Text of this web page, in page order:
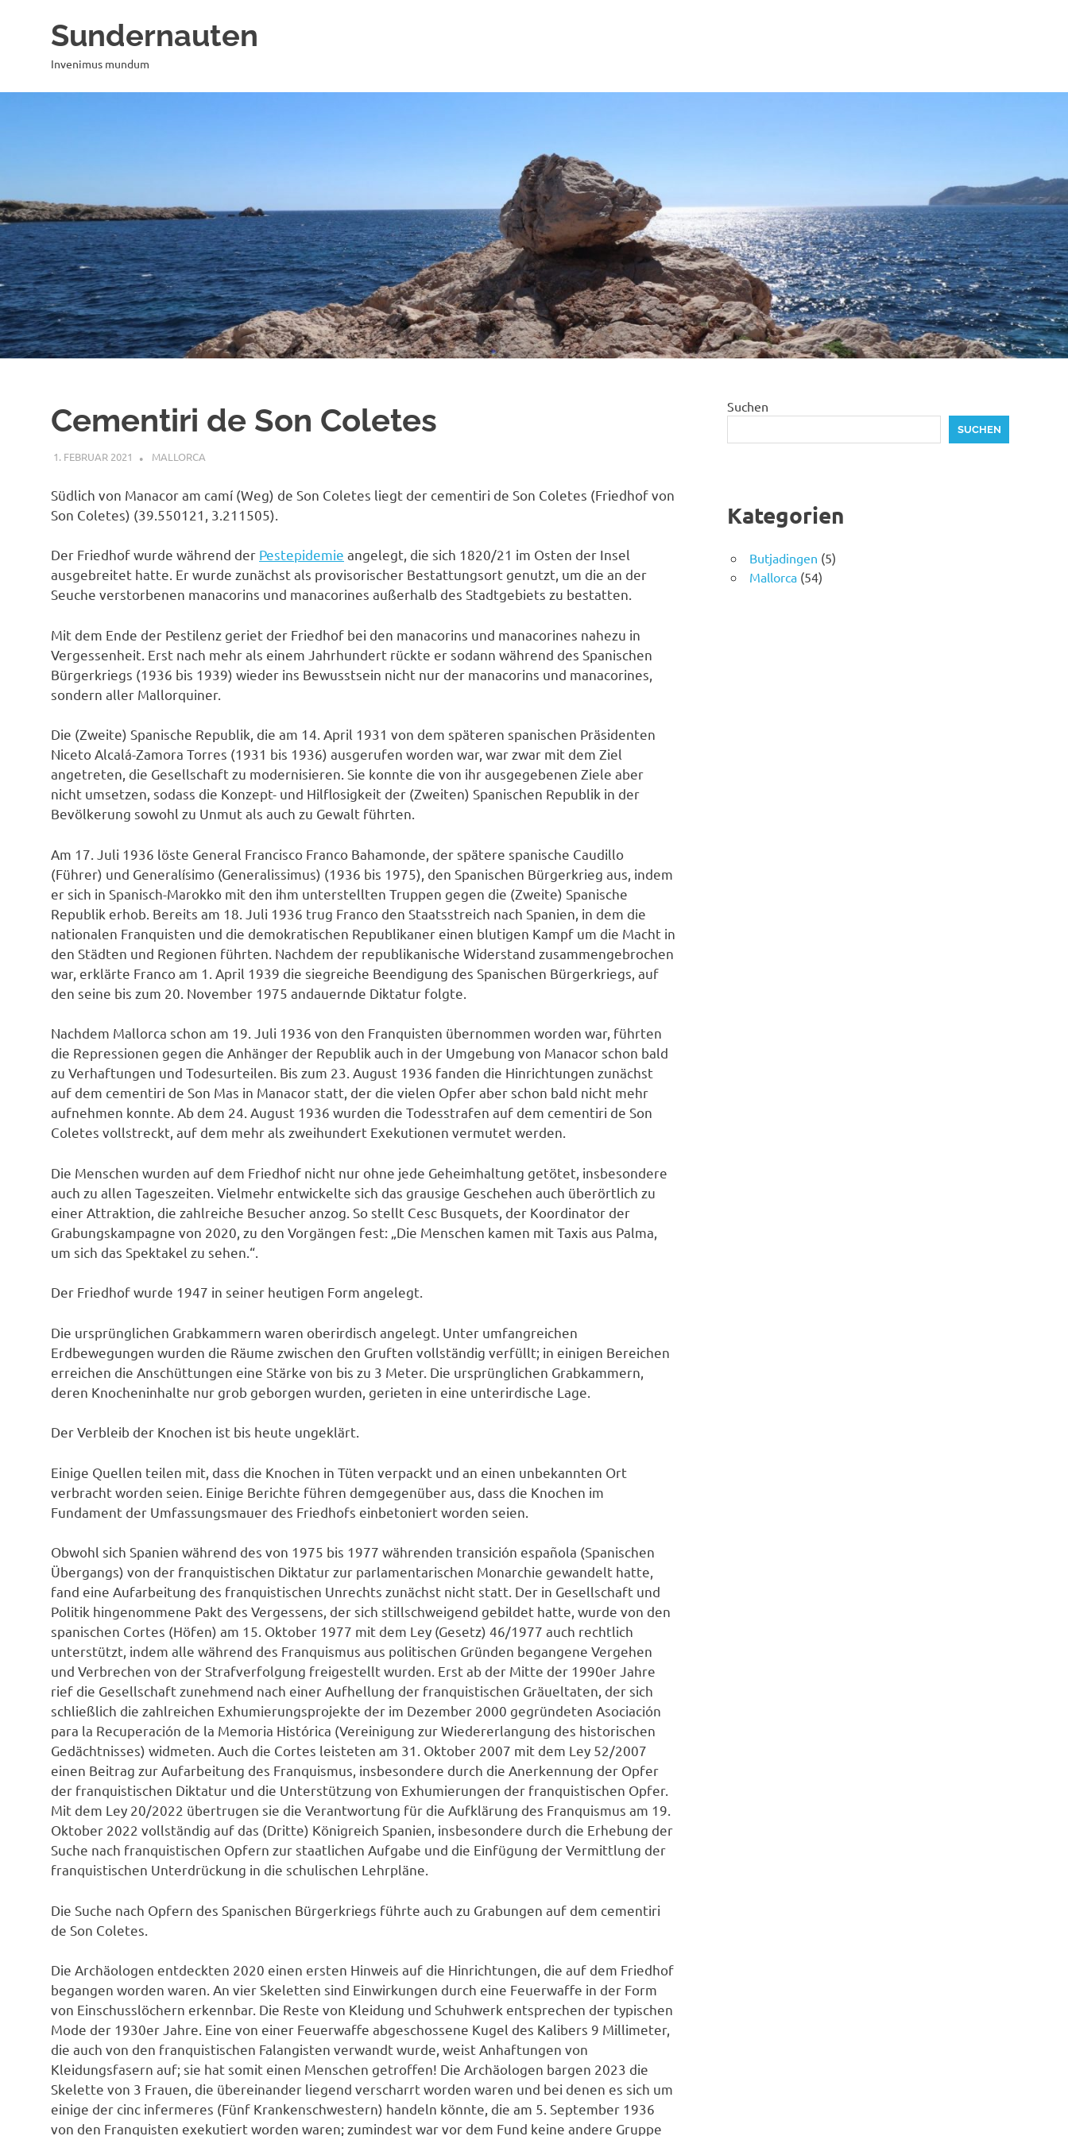
Sundernauten
Invenimus mundum
Cementiri de Son Coletes
1. FEBRUAR 2021 MAILBOX59846
MALLORCA
Südlich von Manacor am camí (Weg) de Son Coletes liegt der cementiri de Son Coletes (Friedhof von
Son Coletes) (39.550121, 3.211505).
Der Friedhof wurde während der Pestepidemie angelegt, die sich 1820/21 im Osten der Insel
ausgebreitet hatte. Er wurde zunächst als provisorischer Bestattungsort genutzt, um die an der
Seuche verstorbenen manacorins und manacorines außerhalb des Stadtgebiets zu bestatten.
Mit dem Ende der Pestilenz geriet der Friedhof bei den manacorins und manacorines nahezu in
Vergessenheit. Erst nach mehr als einem Jahrhundert rückte er sodann während des Spanischen
Bürgerkriegs (1936 bis 1939) wieder ins Bewusstsein nicht nur der manacorins und manacorines,
sondern aller Mallorquiner.
Die (Zweite) Spanische Republik, die am 14. April 1931 von dem späteren spanischen Präsidenten
Niceto Alcalá-Zamora Torres (1931 bis 1936) ausgerufen worden war, war zwar mit dem Ziel
angetreten, die Gesellschaft zu modernisieren. Sie konnte die von ihr ausgegebenen Ziele aber
nicht umsetzen, sodass die Konzept- und Hilflosigkeit der (Zweiten) Spanischen Republik in der
Bevölkerung sowohl zu Unmut als auch zu Gewalt führten.
Am 17. Juli 1936 löste General Francisco Franco Bahamonde, der spätere spanische Caudillo
(Führer) und Generalísimo (Generalissimus) (1936 bis 1975), den Spanischen Bürgerkrieg aus, indem
er sich in Spanisch-Marokko mit den ihm unterstellten Truppen gegen die (Zweite) Spanische
Republik erhob. Bereits am 18. Juli 1936 trug Franco den Staatsstreich nach Spanien, in dem die
nationalen Franquisten und die demokratischen Republikaner einen blutigen Kampf um die Macht in
den Städten und Regionen führten. Nachdem der republikanische Widerstand zusammengebrochen
war, erklärte Franco am 1. April 1939 die siegreiche Beendigung des Spanischen Bürgerkriegs, auf
den seine bis zum 20. November 1975 andauernde Diktatur folgte.
Nachdem Mallorca schon am 19. Juli 1936 von den Franquisten übernommen worden war, führten
die Repressionen gegen die Anhänger der Republik auch in der Umgebung von Manacor schon bald
zu Verhaftungen und Todesurteilen. Bis zum 23. August 1936 fanden die Hinrichtungen zunächst
auf dem cementiri de Son Mas in Manacor statt, der die vielen Opfer aber schon bald nicht mehr
aufnehmen konnte. Ab dem 24. August 1936 wurden die Todesstrafen auf dem cementiri de Son
Coletes vollstreckt, auf dem mehr als zweihundert Exekutionen vermutet werden.
Die Menschen wurden auf dem Friedhof nicht nur ohne jede Geheimhaltung getötet, insbesondere
auch zu allen Tageszeiten. Vielmehr entwickelte sich das grausige Geschehen auch überörtlich zu
einer Attraktion, die zahlreiche Besucher anzog. So stellt Cesc Busquets, der Koordinator der
Grabungskampagne von 2020, zu den Vorgängen fest: „Die Menschen kamen mit Taxis aus Palma,
um sich das Spektakel zu sehen.“.
Der Friedhof wurde 1947 in seiner heutigen Form angelegt.
Die ursprünglichen Grabkammern waren oberirdisch angelegt. Unter umfangreichen
Erdbewegungen wurden die Räume zwischen den Gruften vollständig verfüllt; in einigen Bereichen
erreichen die Anschüttungen eine Stärke von bis zu 3 Meter. Die ursprünglichen Grabkammern,
deren Knocheninhalte nur grob geborgen wurden, gerieten in eine unterirdische Lage.
Der Verbleib der Knochen ist bis heute ungeklärt.
Einige Quellen teilen mit, dass die Knochen in Tüten verpackt und an einen unbekannten Ort
verbracht worden seien. Einige Berichte führen demgegenüber aus, dass die Knochen im
Fundament der Umfassungsmauer des Friedhofs einbetoniert worden seien.
Obwohl sich Spanien während des von 1975 bis 1977 währenden transición española (Spanischen
Übergangs) von der franquistischen Diktatur zur parlamentarischen Monarchie gewandelt hatte,
fand eine Aufarbeitung des franquistischen Unrechts zunächst nicht statt. Der in Gesellschaft und
Politik hingenommene Pakt des Vergessens, der sich stillschweigend gebildet hatte, wurde von den
spanischen Cortes (Höfen) am 15. Oktober 1977 mit dem Ley (Gesetz) 46/1977 auch rechtlich
unterstützt, indem alle während des Franquismus aus politischen Gründen begangene Vergehen
und Verbrechen von der Strafverfolgung freigestellt wurden. Erst ab der Mitte der 1990er Jahre
rief die Gesellschaft zunehmend nach einer Aufhellung der franquistischen Gräueltaten, der sich
schließlich die zahlreichen Exhumierungsprojekte der im Dezember 2000 gegründeten Asociación
para la Recuperación de la Memoria Histórica (Vereinigung zur Wiedererlangung des historischen
Gedächtnisses) widmeten. Auch die Cortes leisteten am 31. Oktober 2007 mit dem Ley 52/2007
einen Beitrag zur Aufarbeitung des Franquismus, insbesondere durch die Anerkennung der Opfer
der franquistischen Diktatur und die Unterstützung von Exhumierungen der franquistischen Opfer.
Mit dem Ley 20/2022 übertrugen sie die Verantwortung für die Aufklärung des Franquismus am 19.
Oktober 2022 vollständig auf das (Dritte) Königreich Spanien, insbesondere durch die Erhebung der
Suche nach franquistischen Opfern zur staatlichen Aufgabe und die Einfügung der Vermittlung der
franquistischen Unterdrückung in die schulischen Lehrpläne.
Die Suche nach Opfern des Spanischen Bürgerkriegs führte auch zu Grabungen auf dem cementiri
de Son Coletes.
Die Archäologen entdeckten 2020 einen ersten Hinweis auf die Hinrichtungen, die auf dem Friedhof
begangen worden waren. An vier Skeletten sind Einwirkungen durch eine Feuerwaffe in der Form
von Einschusslöchern erkennbar. Die Reste von Kleidung und Schuhwerk entsprechen der typischen
Mode der 1930er Jahre. Eine von einer Feuerwaffe abgeschossene Kugel des Kalibers 9 Millimeter,
die auch von den franquistischen Falangisten verwandt wurde, weist Anhaftungen von
Kleidungsfasern auf; sie hat somit einen Menschen getroffen! Die Archäologen bargen 2023 die
Skelette von 3 Frauen, die übereinander liegend verscharrt worden waren und bei denen es sich um
einige der cinc infermeres (Fünf Krankenschwestern) handeln könnte, die am 5. September 1936
von den Franquisten exekutiert worden waren; zumindest war vor dem Fund keine andere Gruppe
Suchen
SUCHEN
Kategorien
Butjadingen (5)
Mallorca (54)